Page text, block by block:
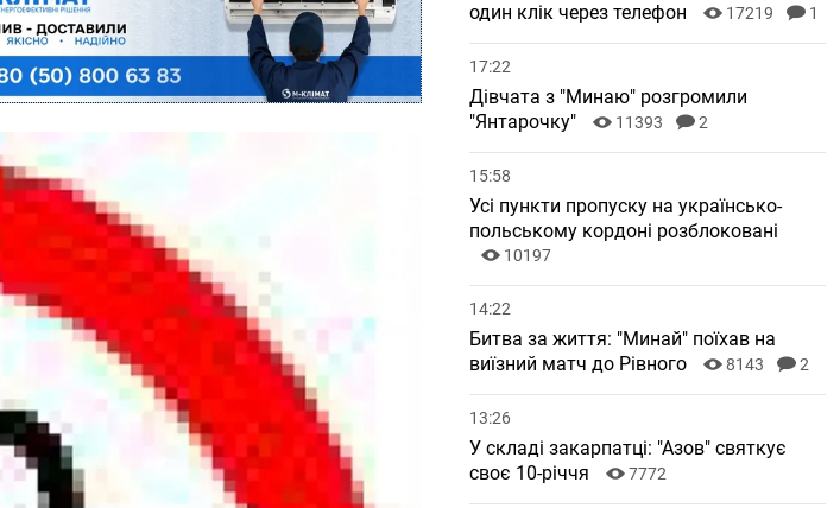
один клік через телефон
17219 1
17:22
Дівчата з "Минаю" розгромили
"Янтарочку"
11393 2
15:58
Усі пункти пропуску на українсько-
польському кордоні розблоковані
10197
14:22
Битва за життя: "Минай" поїхав на
виїзний матч до Рівного
8143 2
13:26
У складі закарпатці: "Азов" святкує
своє 10-річчя
7772